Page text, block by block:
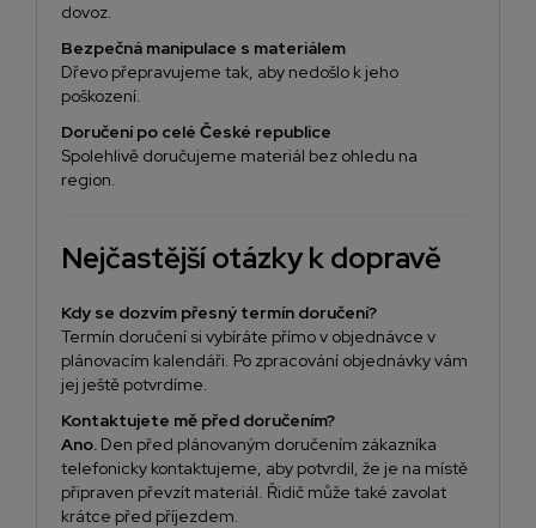
dovoz.
Bezpečná manipulace s materiálem
Dřevo přepravujeme tak, aby nedošlo k jeho
poškození.
Doručení po celé České republice
Spolehlivě doručujeme materiál bez ohledu na
region.
Nejčastější otázky k dopravě
Kdy se dozvím přesný termín doručení?
Termín doručení si vybíráte přímo v objednávce v
plánovacím kalendáři. Po zpracování objednávky vám
jej ještě potvrdíme.
Kontaktujete mě před doručením?
Ano. Den před plánovaným doručením zákazníka
telefonicky kontaktujeme, aby potvrdil, že je na místě
připraven převzít materiál. Řidič může také zavolat
krátce před příjezdem.